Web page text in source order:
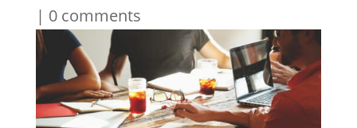
| 0 comments